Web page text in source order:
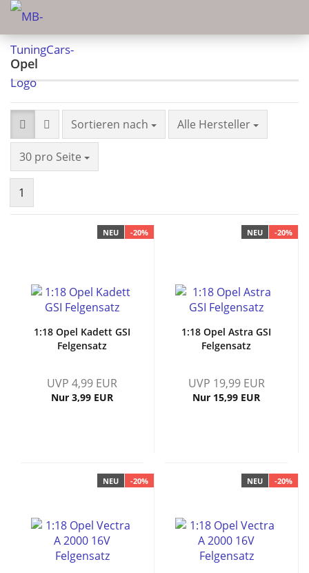
Opel
Sortieren nach Alle Hersteller
30 pro Seite
1
NEU -20%
1:18 Opel Kadett GSI
Felgensatz
UVP 4,99 EUR
Nur 3,99 EUR
NEU -20%
1:18 Opel Astra GSI
Felgensatz
UVP 19,99 EUR
Nur 15,99 EUR
NEU -20% NEU -20%